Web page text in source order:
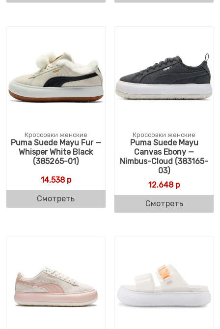
Кроссовки женские
Puma Suede Mayu Fur —
Whisper White Black
(385265-01)
14.538р
Смотреть
Кроссовки женские
Puma Suede Mayu
Canvas Ebony —
Nimbus-Cloud (383165-
03)
12.648р
Смотреть